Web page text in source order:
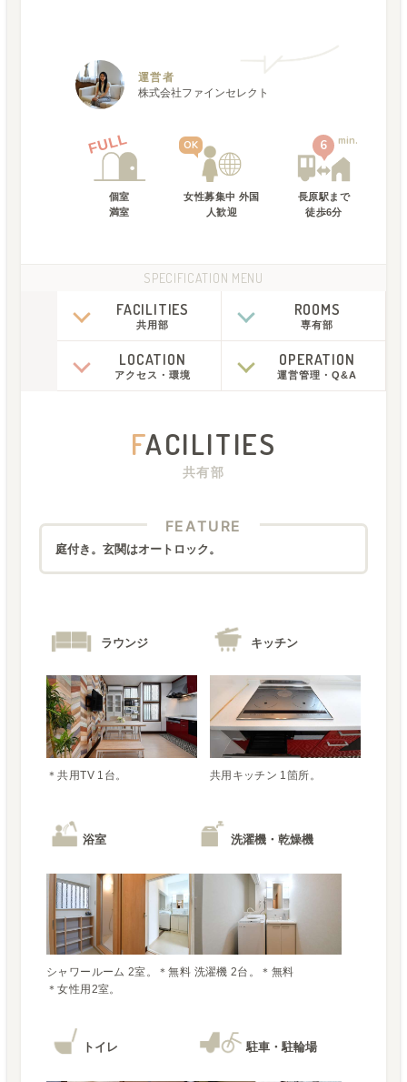
FULL
個室
満室
OK
女性募集中 外国
人歓迎
6 min.
長原駅まで
徒歩6分
運営者
株式会社ファインセレクト
SPECIFICATION MENU
FACILITIES
共用部
ROOMS
専有部
LOCATION
アクセス ・環境
OPERATION
運営管理 ・Q&A
FACILITIES
共有部
FEATURE
庭付き。玄関はオートロック。
ラウンジ
＊共用TV 1台。
キッチン
共用キッチン 1箇所。
浴室
シャワールーム 2室。＊無料
＊女性用2室。
洗濯機・乾燥機
トイレ 駐車・駐輪場